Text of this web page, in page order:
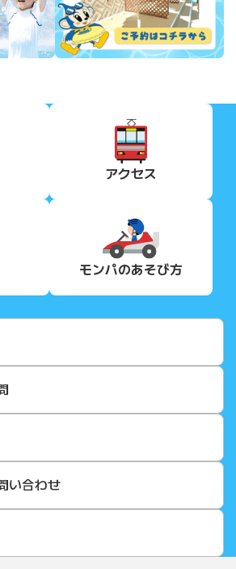
アクセス
モンパのあそび方
い合わせ